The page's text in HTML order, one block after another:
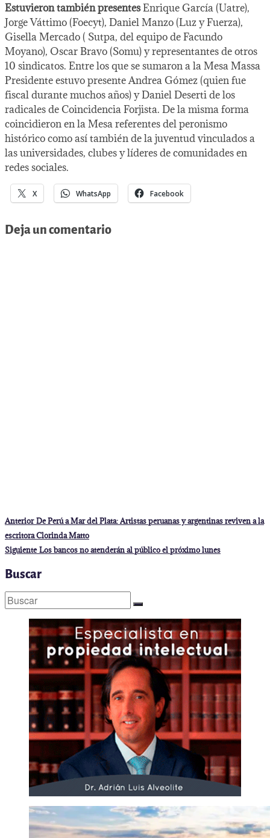
Estuvieron también presentesEnrique García (Uatre),
Jorge Váttimo (Foecyt), Daniel Manzo (Luz y Fuerza),
Gisella Mercado ( Sutpa, del equipo de Facundo
Moyano), Oscar Bravo (Somu) y representantes de otros
10 sindicatos. Entre los que se sumaron a la Mesa Massa
Presidente estuvo presente Andrea Gómez (quien fue
fiscal durante muchos años) y Daniel Deserti de los
radicales de Coincidencia Forjista. De la misma forma
coincidieron en la Mesa referentes del peronismo
histórico como así también de la juventud vinculados a
las universidades, clubes y líderes de comunidades en
redes sociales.
X WhatsApp Facebook
Deja un comentario
Navegación
de
entradas
Anterior Entrada
De Perú a Mar del Plata: Artistas peruanas y argentinas reviven a la
escritora Clorinda Matto
Siguiente Entrada
Los bancos no atenderán al público el próximo lunes
Buscar
Buscar